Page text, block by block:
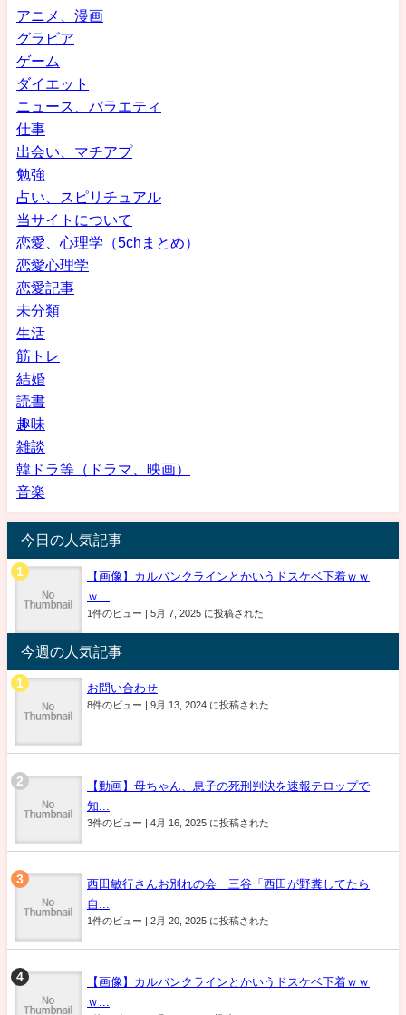
アニメ、漫画
グラビア
ゲーム
ダイエット
ニュース、バラエティ
仕事
出会い、マチアプ
勉強
占い、スピリチュアル
当サイトについて
恋愛、心理学（5chまとめ）
恋愛心理学
恋愛記事
未分類
生活
筋トレ
結婚
読書
趣味
雑談
韓ドラ等（ドラマ、映画）
音楽
今日の人気記事
【画像】カルバンクラインとかいうドスケベ下着ｗｗ
ｗ...
1件のビュー 5月 7, 2025 に投稿された
今週の人気記事
お問い合わせ
8件のビュー 9月 13, 2024 に投稿された
【動画】母ちゃん、息子の死刑判決を速報テロップで
知...
3件のビュー 4月 16, 2025 に投稿された
西田敏行さんお別れの会 三谷「西田が野糞してたら
自...
1件のビュー 2月 20, 2025 に投稿された
【画像】カルバンクラインとかいうドスケベ下着ｗｗ
ｗ...